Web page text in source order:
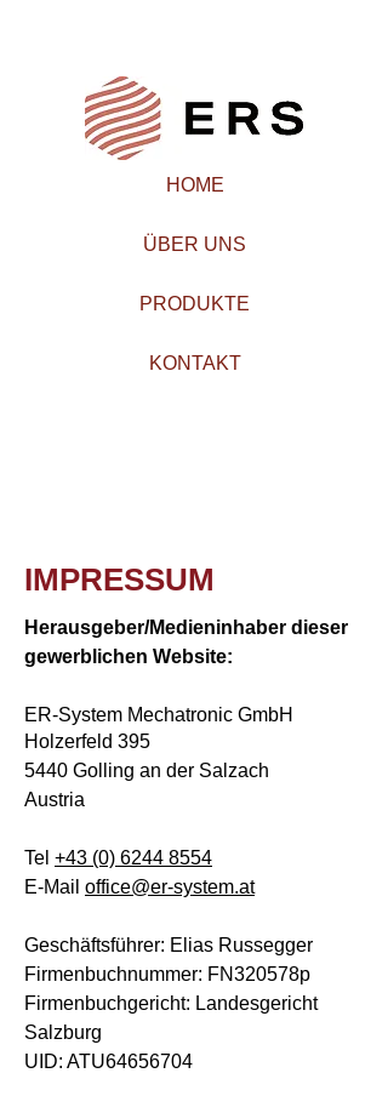
HOME
ÜBER UNS
PRODUKTE
KONTAKT
IMPRESSUM
Herausgeber/Medieninhaber dieser
gewerblichen Website:
ER-System Mechatronic GmbH
Holzerfeld 395
5440 Golling an der Salzach
Austria
Tel +43 (0) 6244 8554
E-Mail office@er-system.at
Geschäftsführer: Elias Russegger
Firmenbuchnummer: FN320578p
Firmenbuchgericht: Landesgericht
Salzburg
UID: ATU64656704